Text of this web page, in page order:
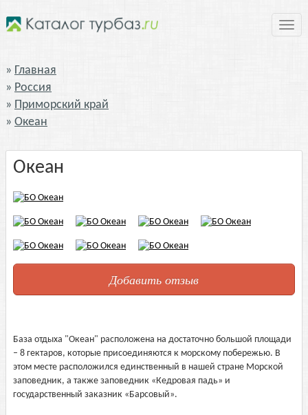
Главная
Россия
Приморский край
Океан
Океан
Добавить отзыв
База отдыха "Океан" расположена на достаточно большой площади
– 8 гектаров, которые присоединяются к морскому побережью. В
этом месте расположился единственный в нашей стране Морской
заповедник, а также заповедник «Кедровая падь» и
государственный заказник «Барсовый».